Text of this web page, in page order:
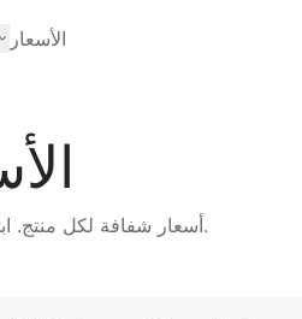
الأسعار
أسعار شفافة لكل منتج. ابدأ مجاناً وارتقِ مع نمو أعمالك.